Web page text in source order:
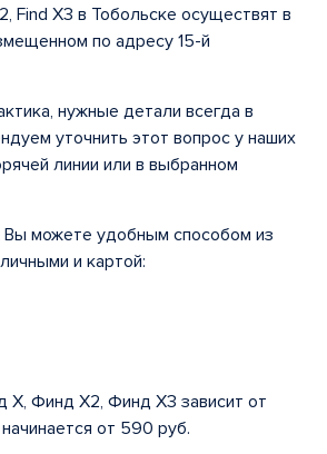
Find X3 в Тобольске осуществят в
по адресу 15-й
нужные детали всегда в
уточнить этот вопрос у наших
линии или в выбранном
можете удобным способом из
и картой:
X, Финд X2, Финд Х3 зависит от
от 590 руб.